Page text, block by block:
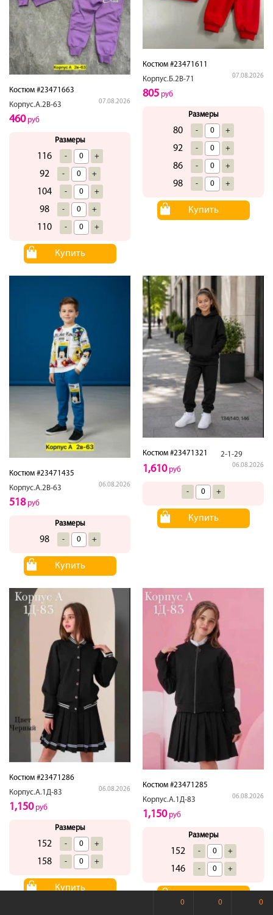
Костюм #23471663
Корпус.А.2В-63
07.08.2026
460руб
Размеры
116 - +
92 - +
104 - +
98 - +
110 - +
Купить
Костюм #23471611
Корпус.Б.2В-71
07.08.2026
805 руб
Размеры
80 - +
92 - +
86 - +
98 - +
Купить
Костюм #23471435
Корпус.А.2В-63
06.08.2026
518руб
Размеры
98 - +
Купить
Костюм #23471321 2-1-29
06.08.2026
1,610руб
- +
Купить
Костюм #23471286
Корпус.А.1Д-83
06.08.2026
1,150руб
Размеры
152 - +
158 - +
Купить
Костюм #23471285
Корпус.А.1Д-83
06.08.2026
1,150руб
Размеры
152 - +
146 - +
0 0 0